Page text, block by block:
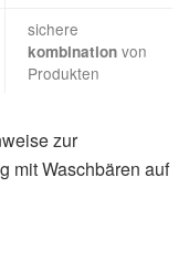
sichere
kombination von
Produkten
zur
mit Waschbären auf